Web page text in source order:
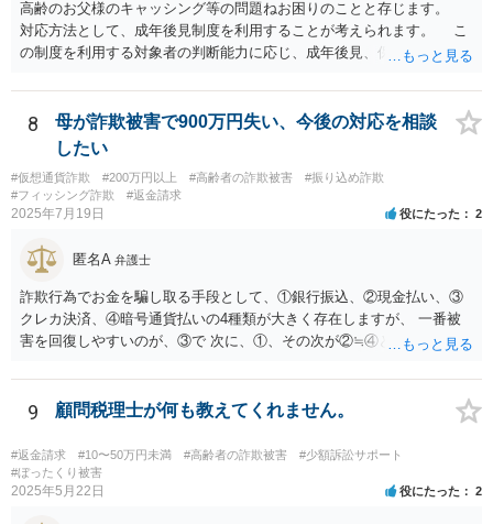
高齢のお父様のキャッシング等の問題ねお困りのことと存じます。
対応方法として、成年後見制度を利用することが考えられます。 こ
の制度を利用する対象者の判断能力に応じ、成年後見、保佐、補助と
す。なお、いずれも、家庭裁判所に申立てをする必要があります。
成年後見の場合、本人自ら借金やキャッシングはできません。保佐の
場合、本人のために選任される保佐人の同意なく、借金やキャッシン
グはできず、同意なしにこれらを行った場合、保佐人は取り消すこと
ができます。補助の場合も借金やキャッシングを同意事項に設定で
き、保佐の場合と同様の対応が可能です。 裁判所のサイトで制度案
いの地域の弁護士会や法テラス等でご相談になられてみてください。
【参考】成年後見制度について（裁判所サイト） https://www.courts.g
o.jp/saiban/koukenp/koukenp1/index.html
8
母が詐欺被害で900万円失い、今後の対応を相談
したい
#仮想通貨詐欺 #200万円以上 #高齢者の詐欺被害
#振り込め詐欺
#フィッシング詐欺
#返金請求
2025年7月19日 役にたった 2
匿名A 弁護士
詐欺行為でお金を騙し取る手段として、①銀行振込、②現金払い、③
クレカ決済、④暗号通貨払いの4種類が大きく存在しますが、 一番被
害を回復しやすいのが、③で 次に、①、その次が②≒④となります。
いたことがないのが実情です。 現在、できる手段はすでに回答したこ
と以外にほぼないと思いますが、一度、弁護士会の消費者系に関する
てみてください。
9 顧問税理士が何も教えてくれません。
#返金請求 #10〜50万円未満 #高齢者の詐欺被害
#少額訴訟サポート
#ぼったくり被害
2025年5月22日 役にたった 2